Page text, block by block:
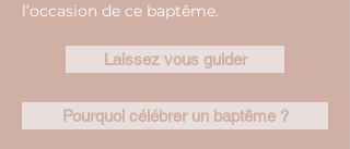
l’occasion de ce baptême.
Laissez vous guider
Pourquoi célébrer un baptême ?